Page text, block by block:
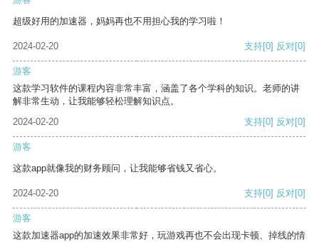
超级好用的加速器，妈妈再也不用担心我的学习啦！
2024-02-20 支持[0] 反对[0]
游客
这款学习软件的课程内容非常丰富，涵盖了各个学科的知识。老师的讲
解非常生动，让我能够轻松理解知识点。
2024-02-20
支持[0] 反对[0]
游客
这款app就像我的财务顾问，让我能够省钱又省心。
2024-02-20 支持[0] 反对[0]
游客
这款加速器app的加速效果非常好，玩游戏再也不会出现卡顿、掉线的情